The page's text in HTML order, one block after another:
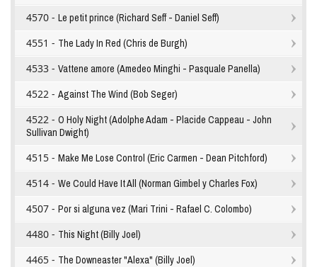
4570 - Le petit prince (Richard Seff - Daniel Seff)
4551 - The Lady In Red (Chris de Burgh)
4533 - Vattene amore (Amedeo Minghi - Pasquale Panella)
4522 - Against The Wind (Bob Seger)
4522 - O Holy Night (Adolphe Adam - Placide Cappeau - John
Sullivan Dwight)
4515 - Make Me Lose Control (Eric Carmen - Dean Pitchford)
4514 - We Could Have It All (Norman Gimbel y Charles Fox)
4507 - Por si alguna vez (Mari Trini - Rafael C. Colombo)
4480 - This Night (Billy Joel)
4465 - The Downeaster "Alexa" (Billy Joel)